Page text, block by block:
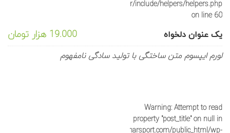
content/plugins/js_composer/include/helpers/helpers.php
on line 60
یک عنوان دلخواه 19.000 هزار تومان
لورم ایپسوم متن ساختگی با تولید سادگی نامفهوم
Warning: Attempt to read
property "post_title" on null in
/home/sportyka/domains/saharsport.com/public_html/wp-